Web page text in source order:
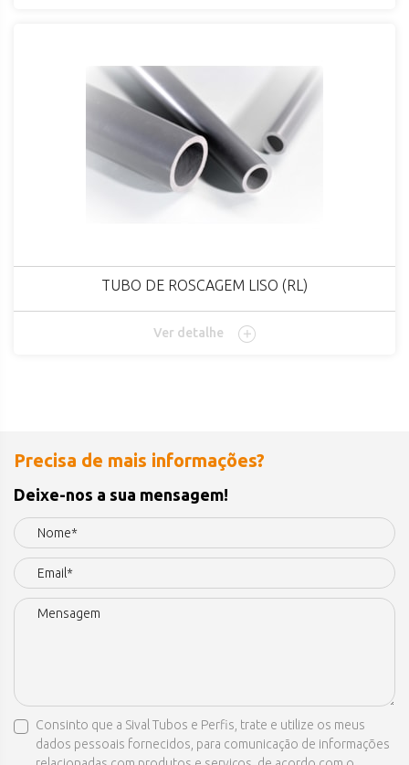
TUBO DE ROSCAGEM LISO (RL)
Ver detalhe
Precisa de mais informações?
Deixe-nos a sua mensagem!
Consinto que a Sival Tubos e Perfis, trate e utilize os meus
dados pessoais fornecidos, para comunicação de informações